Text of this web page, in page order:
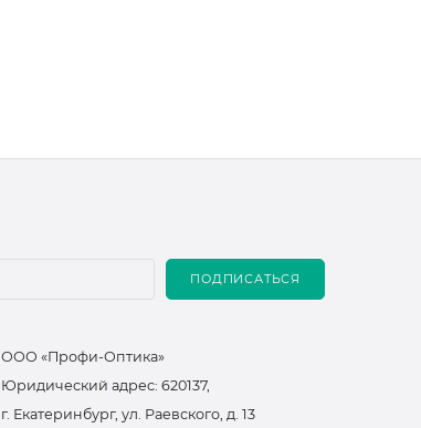
ПОДПИСАТЬСЯ
ООО «Профи-Оптика»
Юридический адрес: 620137,
г. Екатеринбург, ул. Раевского, д. 13